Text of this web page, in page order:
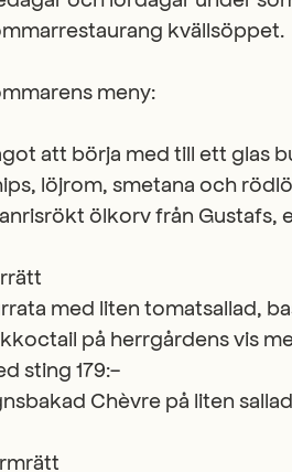
kvällsöppet.
meny:
att börja med till ett glas
löjrom, smetana och
ölkorv från Gustafs,
med liten tomatsallad,
på herrgårdens vis
sting 179:-
Chèvre på liten